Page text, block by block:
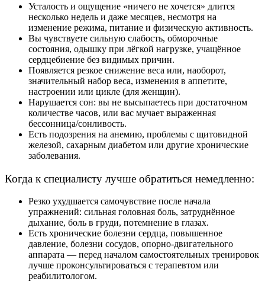
Усталость и ощущение «ничего не хочется» длится
несколько недель и даже месяцев, несмотря на
изменение режима, питание и физическую активность.
Вы чувствуете сильную слабость, обморочные
состояния, одышку при лёгкой нагрузке, учащённое
сердцебиение без видимых причин.
Появляется резкое снижение веса или, наоборот,
значительный набор веса, изменения в аппетите,
настроении или цикле (для женщин).
Нарушается сон: вы не высыпаетесь при достаточном
количестве часов, или вас мучает выраженная
бессонница/сонливость.
Есть подозрения на анемию, проблемы с щитовидной
железой, сахарным диабетом или другие хронические
заболевания.
Когда к специалисту лучше обратиться немедленно:
Резко ухудшается самочувствие после начала
упражнений: сильная головная боль, затруднённое
дыхание, боль в груди, потемнение в глазах.
Есть хронические болезни сердца, повышенное
давление, болезни сосудов, опорно‑двигательного
аппарата — перед началом самостоятельных тренировок
лучше проконсультироваться с терапевтом или
реабилитологом.